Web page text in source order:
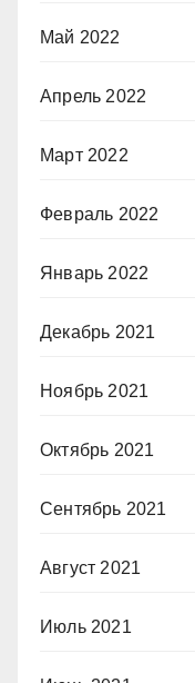
Май 2022
Апрель 2022
Март 2022
Февраль 2022
Январь 2022
Декабрь 2021
Ноябрь 2021
Октябрь 2021
Сентябрь 2021
Август 2021
Июль 2021